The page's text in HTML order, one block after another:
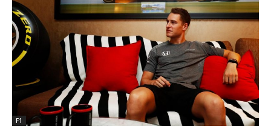
F1